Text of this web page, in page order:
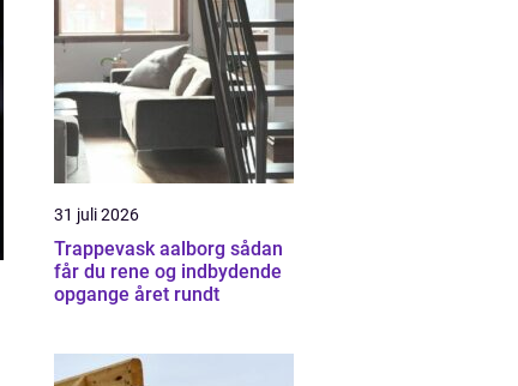
31 juli 2026
Trappevask aalborg sådan
får du rene og indbydende
opgange året rundt